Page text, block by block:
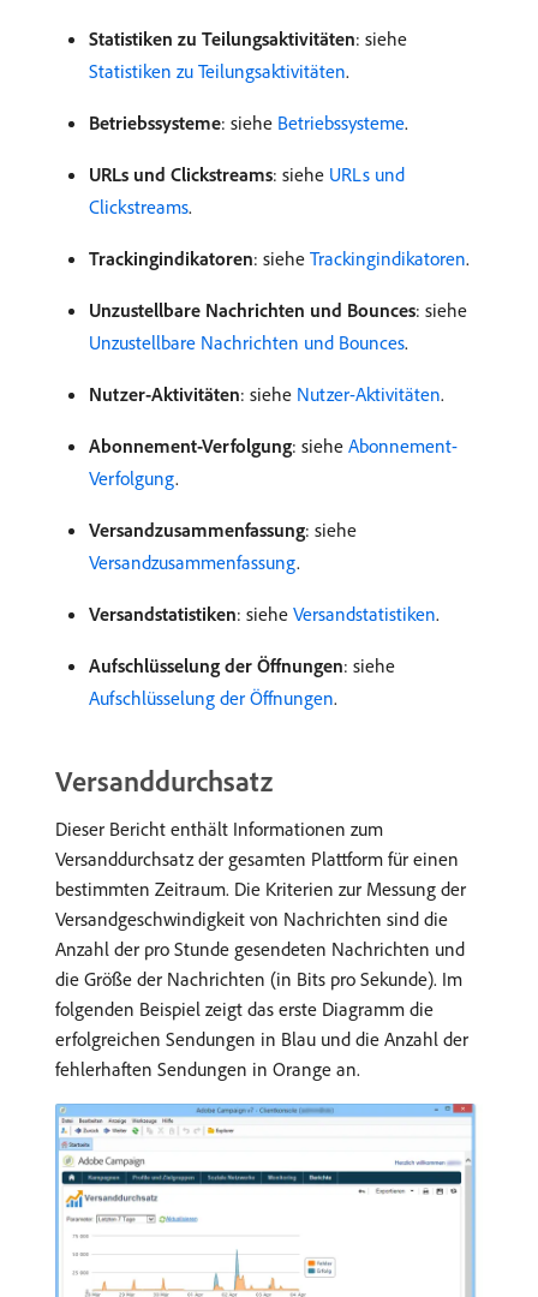
Statistiken zu Teilungsaktivitäten: siehe
Statistiken zu Teilungsaktivitäten.
Betriebssysteme: siehe Betriebssysteme.
URLs und Clickstreams: siehe URLs und
Clickstreams.
Trackingindikatoren: siehe Trackingindikatoren.
Unzustellbare Nachrichten und Bounces: siehe
Unzustellbare Nachrichten und Bounces.
Nutzer-Aktivitäten: siehe Nutzer-Aktivitäten.
Abonnement-Verfolgung: siehe Abonnement-
Verfolgung.
Versandzusammenfassung: siehe
Versandzusammenfassung.
Versandstatistiken: siehe Versandstatistiken.
Aufschlüsselung der Öffnungen: siehe
Aufschlüsselung der Öffnungen.
Versanddurchsatz
Dieser Bericht enthält Informationen zum
Versanddurchsatz der gesamten Plattform für einen
bestimmten Zeitraum. Die Kriterien zur Messung der
Versandgeschwindigkeit von Nachrichten sind die
Anzahl der pro Stunde gesendeten Nachrichten und
die Größe der Nachrichten (in Bits pro Sekunde). Im
folgenden Beispiel zeigt das erste Diagramm die
erfolgreichen Sendungen in Blau und die Anzahl der
fehlerhaften Sendungen in Orange an.